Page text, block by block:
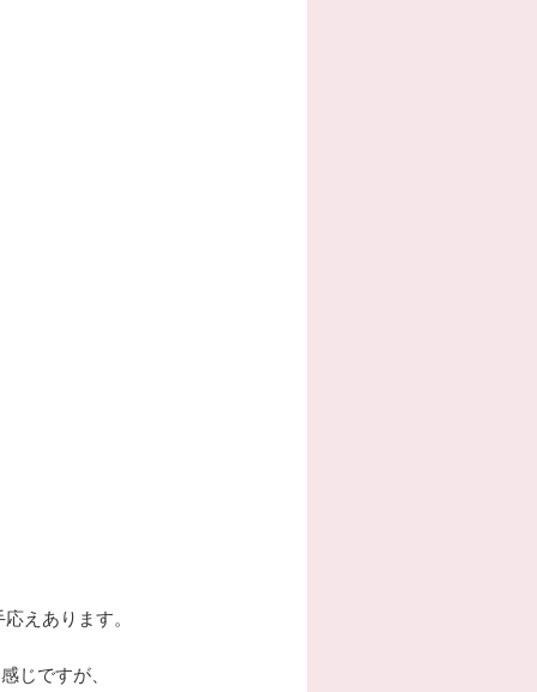
えあります。
じですが、